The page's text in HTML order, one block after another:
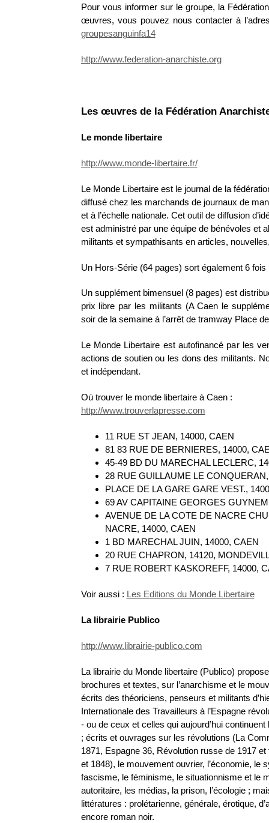
Pour vous informer sur le groupe, la
œuvres, vous pouvez nous contacter à
groupesanguinfa14
http://www.federation-anarchiste.org
Les œuvres de la Fédération
Le monde libertaire
http://www.monde-libertaire.fr/
Le Monde Libertaire est le journal de la
diffusé chez les marchands de journaux de
et à l’échelle nationale. Cet outil de diffusion
est administré par une équipe de bénévoles et
militants et sympathisants en articles,
Un Hors-Série (64 pages) sort également 6 fois
Un supplément bimensuel (8 pages) est
prix libre par les militants (A Caen le
soir de la semaine à l’arrêt de tramway Place
Le Monde Libertaire est autofinancé par les
actions de soutien ou les dons des militants.
et indépendant.
Où trouver le monde libertaire à Caen :
http://www.trouverlapresse.com
11 RUE ST JEAN, 14000, CAEN
81 83 RUE DE BERNIERES, 14000,
45-49 BD DU MARECHAL LECLERC,
28 RUE GUILLAUME LE
PLACE DE LA GARE GARE VEST.,
69 AV CAPITAINE GEORGES
AVENUE DE LA COTE DE NACRE
NACRE, 14000, CAEN
1 BD MARECHAL JUIN, 14000, CAEN
20 RUE CHAPRON, 14120,
7 RUE ROBERT KASKOREFF, 14000,
Voir aussi : Les Editions du Monde Libertaire
La librairie Publico
http://www.librairie-publico.com
La librairie du Monde libertaire (Publico)
brochures et textes, sur l’anarchisme et le
écrits des théoriciens, penseurs et militants
Internationale des Travailleurs à l’Espagne
- ou de ceux et celles qui aujourd’hui
; écrits et ouvrages sur les révolutions (La
1871, Espagne 36, Révolution russe de 1917
et 1848), le mouvement ouvrier, l’économie, le
fascisme, le féminisme, le situationnisme et le
autoritaire, les médias, la prison, l’écologie ;
littératures : prolétarienne, générale, érotique,
encore roman noir.